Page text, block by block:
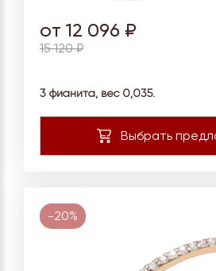
от 12 096 ₽
15 120 ₽
3 фианита, вес 0,035.
-20%